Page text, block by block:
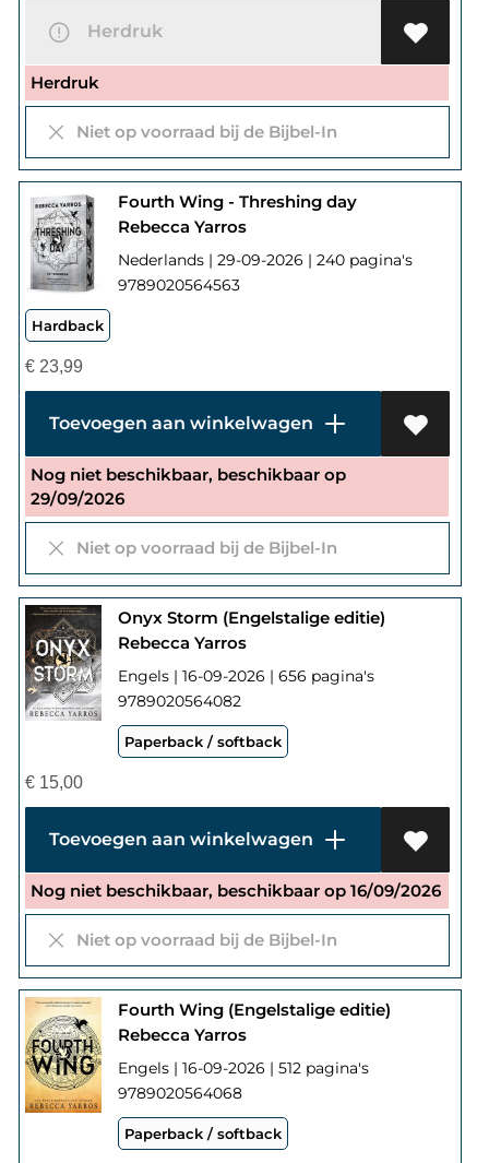
Herdruk
Herdruk
Niet op voorraad bij de Bijbel-In
Fourth Wing - Threshing day
Rebecca Yarros
Nederlands | 29-09-2026 | 240 pagina's
9789020564563
Hardback
€23,99
Toevoegen aan winkelwagen
Nog niet beschikbaar, beschikbaar op
29/09/2026
Niet op voorraad bij de Bijbel-In
Onyx Storm (Engelstalige editie)
Rebecca Yarros
Engels | 16-09-2026 | 656 pagina's
9789020564082
Paperback / softback
€15,00
Toevoegen aan winkelwagen
Nog niet beschikbaar, beschikbaar op 16/09/2026
Niet op voorraad bij de Bijbel-In
Fourth Wing (Engelstalige editie)
Rebecca Yarros
Engels | 16-09-2026 | 512 pagina's
9789020564068
Paperback / softback